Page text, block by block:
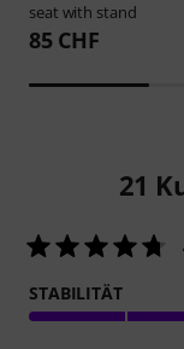
seat with stand
85 CHF
21
STABILITÄT